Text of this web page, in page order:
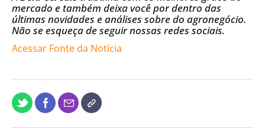
mercado e também deixa você por dentro das
últimas novidades e análises sobre do agronegócio.
Não se esqueça de seguir nossas redes sociais.
Acessar Fonte da Notícia